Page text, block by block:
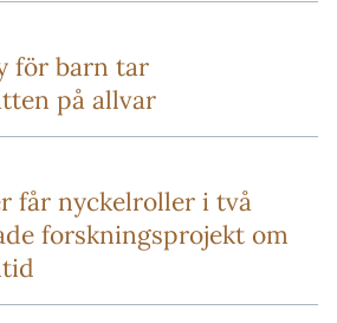
för barn tar
på allvar
får nyckel­roller i två
forsknings­projekt om